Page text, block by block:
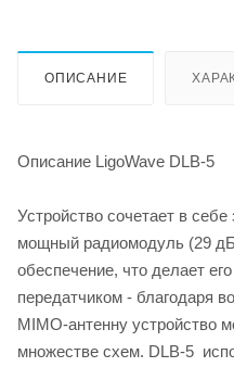
ОПИСАНИЕ
Описание LigoWave DLB-5
Устройство сочетает в
мощный радиомодуль (29
обеспечение, что делает
передатчиком - благодаря
MIMO-антенну устройство
множестве схем. DLB-5